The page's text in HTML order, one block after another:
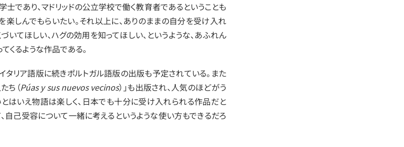
士であり、マドリッドの公立学校で働く教育者であるということも
楽しんでもらいたい。それ以上に、ありのままの自分を受け入れ
いてほしい、ハグの効用を知ってほしい、というような、あふれん
くるような作品である。
タリア語版に続きポルトガル語版の出版も予定されている。また
ち（Púas y sus nuevos vecinos）」も出版され、人気のほどがう
はいえ物語は楽しく、日本でも十分に受け入れられる作品だと
自己受容について一緒に考えるというような使い方もできるだろ